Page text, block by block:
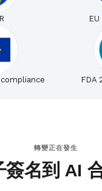
FDA
轉變正在發生
簽名到 AI